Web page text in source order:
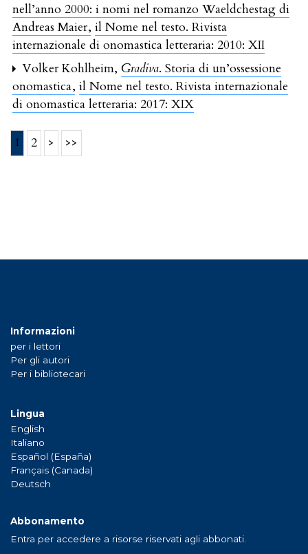
nell’anno 2000: i nomi nel romanzo Waeldchestag di
Andreas Maier, il Nome nel testo. Rivista
internazionale di onomastica letteraria: 2010: XII
Volker Kohlheim, Gradiva. Storia di un’ossessione
onomastica, il Nome nel testo. Rivista internazionale
di onomastica letteraria: 2017: XIX
1 2 > >>
Informazioni
per i lettori
Per gli autori
Per i bibliotecari
Lingua
English
Italiano
Español (España)
Français (Canada)
Deutsch
Abbonamento
Entra per accedere a risorse riservati agli abbonati.